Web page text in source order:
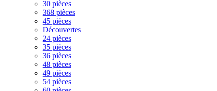
30 pièces
368 pièces
45 pièces
Découvertes
24 pièces
35 pièces
36 pièces
48 pièces
49 pièces
54 pièces